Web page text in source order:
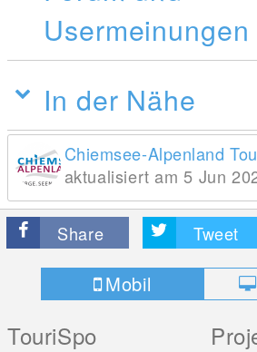
Usermeinungen
In der Nähe
aktualisiert am 5 Jun
Share Tweet
Mobil
TouriSpo